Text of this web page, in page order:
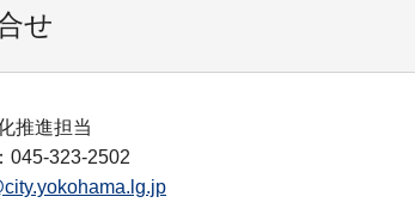
せ
推進担当
045-323-2502